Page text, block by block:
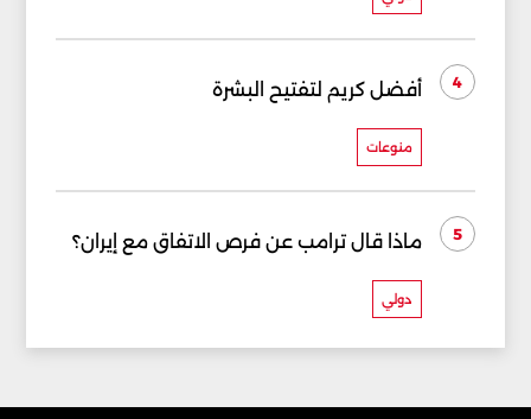
4 أفضل كريم لتفتيح البشرة
منوعات
5 ماذا قال ترامب عن فرص الاتفاق مع إيران؟
دولي